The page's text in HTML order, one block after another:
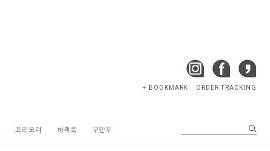
+ BOOKMARK
ORDER TRACKING
프리오더 하객룩 꾸안꾸